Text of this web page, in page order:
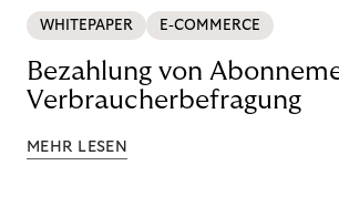
WHITEPAPER E-COMMERCE
Bezahlung von
Verbraucherbefragung
MEHR LESEN